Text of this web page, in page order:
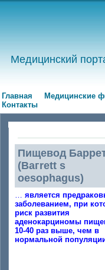
Медицинский
Главная Медицинские
Контакты
Пищевод
(Вагrett s
oesophagus)
… является
заболеванием, при
риск развития
аденокарциномы
10-40 раз выше, чем в
нормальной